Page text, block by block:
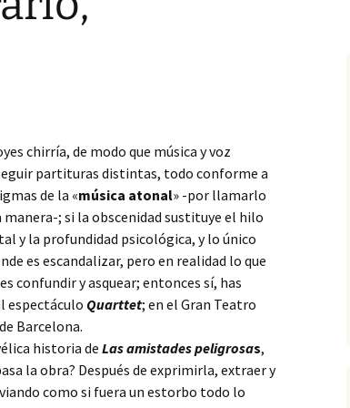
8. En la circunvalación
9. En la Sala de los
Hologramas
10. La compuerta del
firmamento
11. El despertar
12. Noche en blanco
13. Una mirada de
VII. Nefertiti y los
Simpson
VIII. Alba, florecilla
IX. El perro guardián
X. Los zombis
La catarsis
Víctor del Árbol en
‘Zenda’
Fugitivos
Anaqueles del olvido
Redoble de tambores
Si ayer fuera hoy
Advertencia
Soñar
Veintiún gramos
A bocajarro
El ocaso
Encantador de
serpientes
La mosca
Mi casa sosegada
chirría, de modo que música y voz
partituras distintas, todo conforme a
de la «música atonal» -por llamarlo
manera-; si la obscenidad sustituye el hilo
y la profundidad psicológica, y lo único
es escandalizar, pero en realidad lo que
confundir y asquear; entonces sí, has
espectáculo Quarttet; en el Gran Teatro
Barcelona.
historia de Las amistades peligrosas,
la obra? Después de exprimirla, extraer y
como si fuera un estorbo todo lo